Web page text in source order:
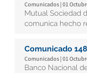
Comunicados | 01
Mutual Sociedad
comunica hecho
Comunicado
Comunicados | 01
Banco Nacional